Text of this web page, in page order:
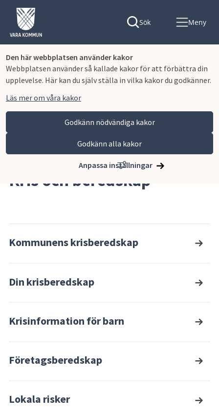
Den här webbplatsen använder kakor
Webbplatsen använder så kallade kakor för att förbättra din
upplevelse. Här kan du själv ställa in vilka kakor du godkänner.
Läs mer om våra kakor
Godkänn nödvändiga kakor
Godkänn alla kakor
Anpassa inställningar
Sök Meny
Vara kommun Omsorg och stöd Kris och beredskap
Kris och beredskap
Kommunens krisberedskap
Din krisberedskap
Krisinformation för barn
Företagsberedskap
Lokala risker